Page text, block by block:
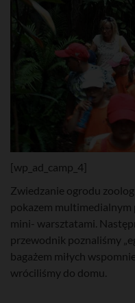
[wp_ad_camp_4]
Zwiedzanie ogrodu
pokazem multimedialnym
mini- warsztatami.
przewodnik poznaliśmy
bagażem miłych
wróciliśmy do domu.